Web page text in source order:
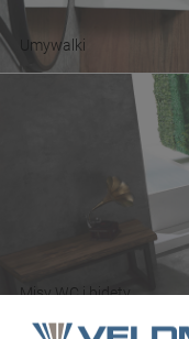
Misy WC i bidety
Umywalki